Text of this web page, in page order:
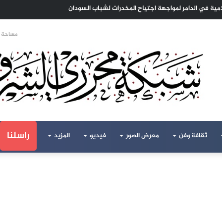
الهجرة لنعيش بلا خوف
مساحة
ثقافة وفن معرض الصور فيديو المزيد راسلنا